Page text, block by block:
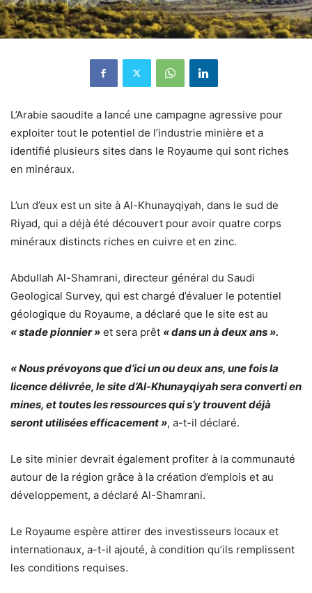
L’Arabie saoudite a lancé une campagne agressive pour
exploiter tout le potentiel de l’industrie minière et a
identifié plusieurs sites dans le Royaume qui sont riches
en minéraux.
L’un d’eux est un site à Al-Khunayqiyah, dans le sud de
Riyad, qui a déjà été découvert pour avoir quatre corps
minéraux distincts riches en cuivre et en zinc.
Abdullah Al-Shamrani, directeur général du Saudi
Geological Survey, qui est chargé d’évaluer le potentiel
géologique du Royaume, a déclaré que le site est au
« stade pionnier » et sera prêt « dans un à deux ans ».
« Nous prévoyons que d’ici un ou deux ans, une fois la
licence délivrée, le site d’Al-Khunayqiyah sera converti en
mines, et toutes les ressources qui s’y trouvent déjà
seront utilisées efficacement », a-t-il déclaré.
Le site minier devrait également profiter à la communauté
autour de la région grâce à la création d’emplois et au
développement, a déclaré Al-Shamrani.
Le Royaume espère attirer des investisseurs locaux et
internationaux, a-t-il ajouté, à condition qu’ils remplissent
les conditions requises.